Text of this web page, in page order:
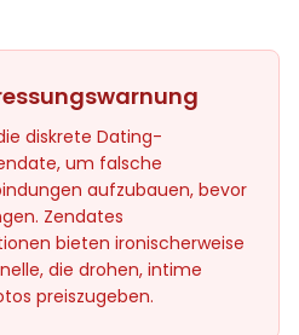
diskrete Dating-
um falsche
aufzubauen, bevor
Zendates
bieten ironischerweise
die drohen, intime
preiszugeben.